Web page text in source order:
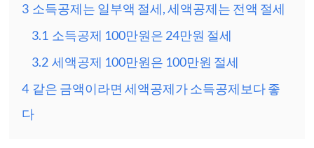
3 소득공제는 일부액 절세, 세액공제는 전액 절세
3.1 소득공제 100만원은 24만원 절세
3.2 세액공제 100만원은 100만원 절세
4 같은 금액이라면 세액공제가 소득공제보다 좋
다